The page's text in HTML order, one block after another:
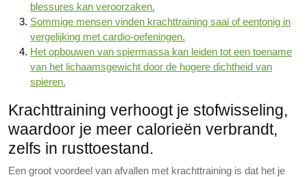
blessures kan veroorzaken.
Sommige mensen vinden krachttraining saai of eentonig in
vergelijking met cardio-oefeningen.
Het opbouwen van spiermassa kan leiden tot een toename
van het lichaamsgewicht door de hogere dichtheid van
spieren.
Krachttraining verhoogt je stofwisseling,
waardoor je meer calorieën verbrandt,
zelfs in rusttoestand.
Een groot voordeel van afvallen met krachttraining is dat het je